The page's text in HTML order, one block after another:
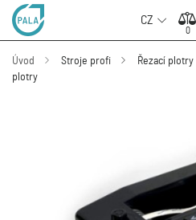
CZ
0
Úvod Stroje profi Řezací plotry
plotry